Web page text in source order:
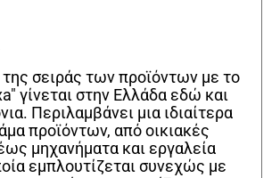
σειράς των προϊόντων με το
γίνεται στην Ελλάδα εδώ και
Περιλαμβάνει μια ιδιαίτερα
προϊόντων, από οικιακές
μηχανήματα και εργαλεία
εμπλουτίζεται συνεχώς με